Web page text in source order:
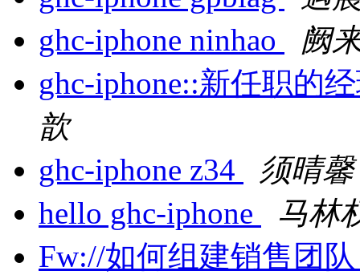
ghc-iphone ninhao
阙
ghc-iphone::新任职的
歆
ghc-iphone z34
须晴馨
hello ghc-iphone
马林
Fw://如何组建销售团